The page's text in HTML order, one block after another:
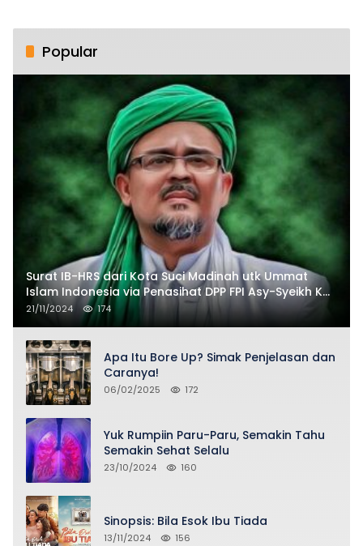
Popular
Surat IB-HRS dari Kota Suci Madinah utk Ummat
Islam Indonesia via Penasihat DPP FPI Asy-Syeikh KH
Buya Ahmad Qurthubi Jailani Al-Bantani
21/11/2024 174
Apa Itu Bore Up? Simak Penjelasan dan
Caranya!
06/02/2025 172
Yuk Rumpiin Paru-Paru, Semakin Tahu
Semakin Sehat Selalu
23/10/2024 160
Sinopsis: Bila Esok Ibu Tiada
13/11/2024 156